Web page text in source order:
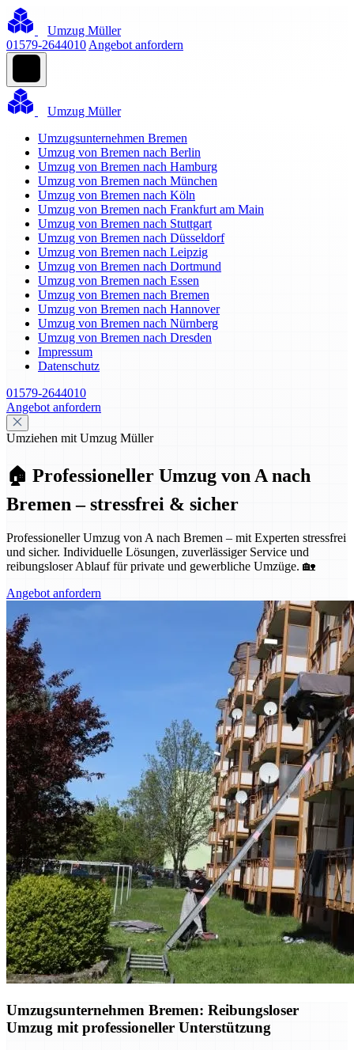
Umzug Müller
01579-2644010 Angebot anfordern
Umzug Müller
Umzugsunternehmen Bremen
Umzug von Bremen nach Berlin
Umzug von Bremen nach Hamburg
Umzug von Bremen nach München
Umzug von Bremen nach Köln
Umzug von Bremen nach Frankfurt am Main
Umzug von Bremen nach Stuttgart
Umzug von Bremen nach Düsseldorf
Umzug von Bremen nach Leipzig
Umzug von Bremen nach Dortmund
Umzug von Bremen nach Essen
Umzug von Bremen nach Bremen
Umzug von Bremen nach Hannover
Umzug von Bremen nach Nürnberg
Umzug von Bremen nach Dresden
Impressum
Datenschutz
01579-2644010
Angebot anfordern
Umziehen mit Umzug Müller
🏠 Professioneller Umzug von A nach
Bremen – stressfrei & sicher
Professioneller Umzug von A nach Bremen – mit Experten stressfrei
und sicher. Individuelle Lösungen, zuverlässiger Service und
reibungsloser Ablauf für private und gewerbliche Umzüge. 🏡
Angebot anfordern
Umzugsunternehmen Bremen: Reibungsloser
Umzug mit professioneller Unterstützung